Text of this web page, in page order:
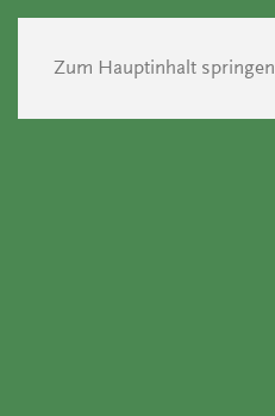
Zum Hauptinhalt springen